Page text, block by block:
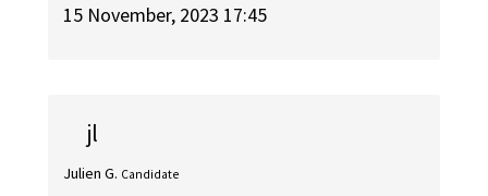
15 November, 2023 17:45
jl
Julien G. Candidate